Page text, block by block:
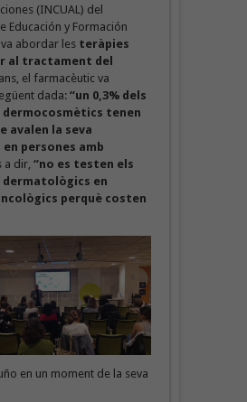
(INCUAL) del
Educación y Formación
abordar les teràpies
al tractament del
el farmacèutic va
dada: “un 0,3% dels
tenen
avalen la seva
persones amb
a dir, “no es testen els
en
perquè costen
en un moment de la seva